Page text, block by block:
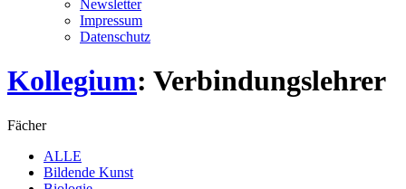
Newsletter
Impressum
Datenschutz
Kollegium: Verbindungslehrer
Fächer
ALLE
Bildende Kunst